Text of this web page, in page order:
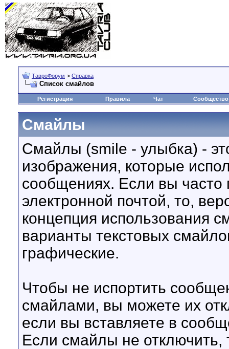
ТавроФорум > Справка
Список смайлов
Регистрация Правила Чат Сообщество
Смайлы
Смайлы (smile - улыбка) -
изображения, которые
сообщениях. Если вы часто
электронной почтой, то,
концепция использования
варианты текстовых
графические.
Чтобы не испортить
смайлами, вы можете их
если вы вставляете в
Если смайлы не отключить,